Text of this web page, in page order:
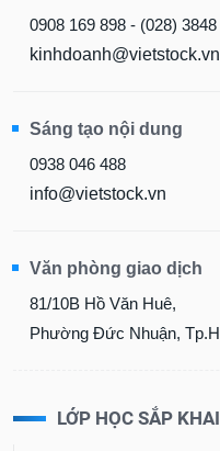
0908 169 898 - (028)
kinhdoanh@vietstock.vn
Sáng tạo nội dung
0938 046 488
info@vietstock.vn
Văn phòng giao dịch
81/10B Hồ Văn Huê,
Phường Đức Nhuận,
LỚP HỌC SẮP